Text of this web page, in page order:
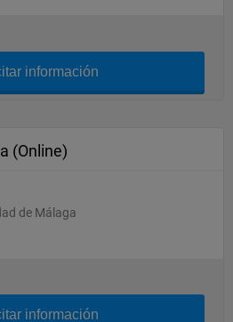
información
(Online)
de Málaga
información